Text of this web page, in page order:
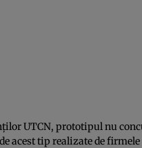
UTCN, prototipul nu
acest tip realizate de firmele